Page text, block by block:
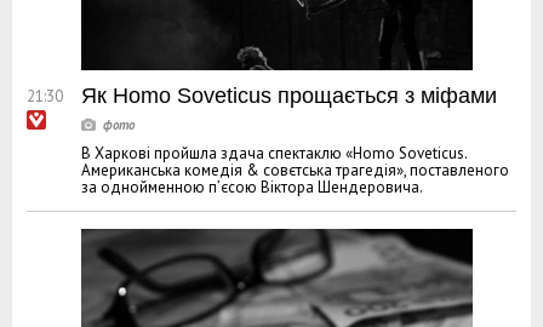
21:30 Як Homo Soveticus прощається з міфами
В Харкові пройшла здача спектаклю «Homo Soveticus.
Американська комедія & совєтська трагедія», поставленого
за однойменною п’єсою Віктора Шендеровича.